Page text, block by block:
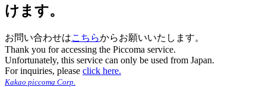
けます。
お問い合わせはこちらからお願いいたします。
Thank you for accessing the Piccoma service.
Unfortunately, this service can only be used from Japan.
For inquiries, please click here.
Kakao piccoma Corp.